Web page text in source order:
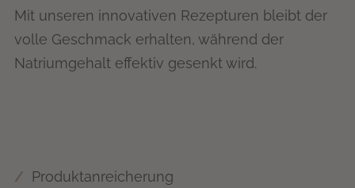
Mit unseren innovativen Rezepturen bleibt der
volle Geschmack erhalten, während der
Natriumgehalt effektiv gesenkt wird.
Produktanreicherung